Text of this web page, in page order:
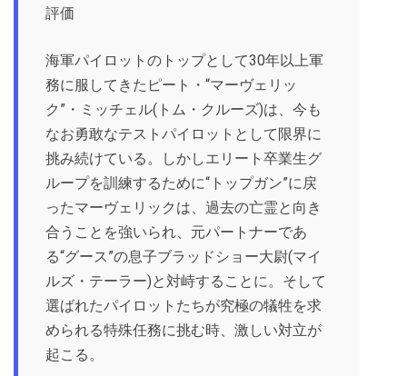
評価
海軍パイロットのトップとして30年以上軍
務に服してきたピート・“マーヴェリッ
ク”・ミッチェル(トム・クルーズ)は、今も
なお勇敢なテストパイロットとして限界に
挑み続けている。しかしエリート卒業生グ
ループを訓練するために“トップガン”に戻
ったマーヴェリックは、過去の亡霊と向き
合うことを強いられ、元パートナーであ
る“グース”の息子ブラッドショー大尉(マイ
ルズ・テーラー)と対峙することに。そして
選ばれたパイロットたちが究極の犠牲を求
められる特殊任務に挑む時、激しい対立が
起こる。